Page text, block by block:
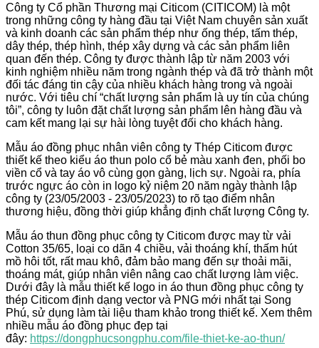
Công ty Cổ phần Thương mại Citicom (CITICOM) là một
trong những công ty hàng đầu tại Việt Nam chuyên sản xuất
và kinh doanh các sản phẩm thép như ống thép, tấm thép,
dây thép, thép hình, thép xây dựng và các sản phẩm liên
quan đến thép. Công ty được thành lập từ năm 2003 với
kinh nghiệm nhiều năm trong ngành thép và đã trở thành một
đối tác đáng tin cậy của nhiều khách hàng trong và ngoài
nước. Với tiêu chí “chất lượng sản phẩm là uy tín của chúng
tôi”, công ty luôn đặt chất lượng sản phẩm lên hàng đầu và
cam kết mang lại sự hài lòng tuyệt đối cho khách hàng.
Mẫu áo đồng phục nhân viên công ty Thép Citicom được
thiết kế theo kiểu áo thun polo cổ bẻ màu xanh đen, phối bo
viền cổ và tay áo vô cùng gọn gàng, lịch sự. Ngoài ra, phía
trước ngực áo còn in logo kỷ niệm 20 năm ngày thành lập
công ty (23/05/2003 - 23/05/2023) to rõ tạo điểm nhân
thương hiệu, đồng thời giúp khẳng định chất lượng Công ty.
Mẫu áo thun đồng phục công ty Citicom được may từ vải
Cotton 35/65, loại co dãn 4 chiều, vải thoáng khí, thấm hút
mồ hôi tốt, rất mau khô, đảm bảo mang đến sự thoải mãi,
thoáng mát, giúp nhân viên nâng cao chất lượng làm việc.
Dưới đây là mẫu thiết kế logo in áo thun đồng phục công ty
thép Citicom định dạng vector và PNG mới nhất tại Song
Phú, sử dụng làm tài liệu tham khảo trong thiết kế. Xem thêm
nhiều mẫu áo đồng phục đẹp tại
đây: https://dongphucsongphu.com/file-thiet-ke-ao-thun/